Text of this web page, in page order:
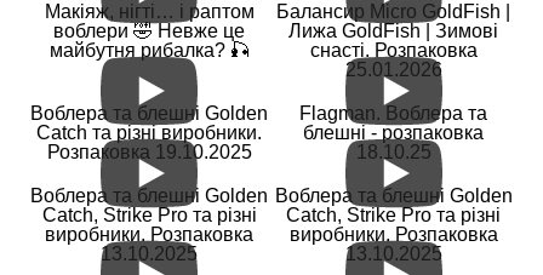
Макіяж, нігті… і раптом
воблери 🤣 Невже це
майбутня рибалка? 🎣
Балансир Micro GoldFish |
Лижа GoldFish | Зимові
снасті. Розпаковка
25.01.2026
Воблера та блешні Golden
Catch та різні виробники.
Розпаковка 19.10.2025
Flagman. Воблера та
блешні - розпаковка
18.10.25
Воблера та блешні Golden
Catch, Strike Pro та різні
виробники. Розпаковка
13.10.2025
Воблера та блешні Golden
Catch, Strike Pro та різні
виробники. Розпаковка
13.10.2025